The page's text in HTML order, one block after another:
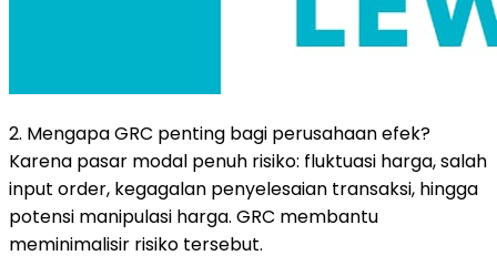
2. Mengapa GRC penting bagi perusahaan efek?
Karena pasar modal penuh risiko: fluktuasi harga, salah
input order, kegagalan penyelesaian transaksi, hingga
potensi manipulasi harga. GRC membantu
meminimalisir risiko tersebut.